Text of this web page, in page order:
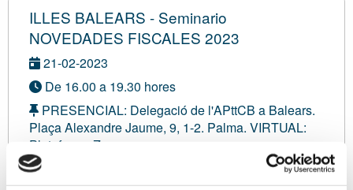
ILLES BALEARS - Seminario
NOVEDADES FISCALES 2023
21-02-2023
De 16.00 a 19.30 hores
PRESENCIAL: Delegació de l'APttCB a Balears.
Plaça Alexandre Jaume, 9, 1-2. Palma. VIRTUAL:
Plataforma Zoom.
Con inscripción de pago